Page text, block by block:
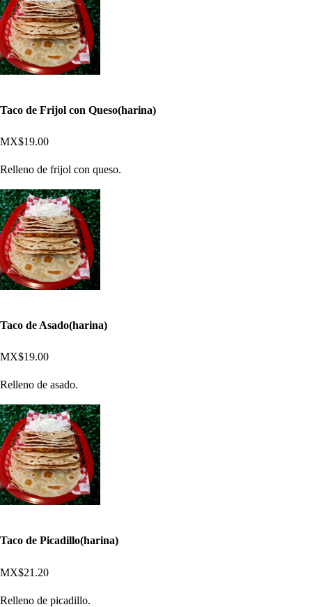
Taco de Frijol con Queso(harina)
MX$19.00
Relleno de frijol con queso.
Taco de Asado(harina)
MX$19.00
Relleno de asado.
Taco de Picadillo(harina)
MX$21.20
Relleno de picadillo.